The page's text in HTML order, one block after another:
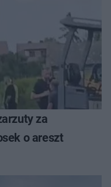
za
o areszt